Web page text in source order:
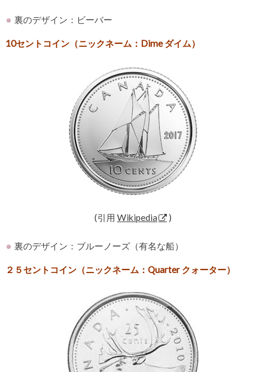
裏のデザイン：ビーバー
10セントコイン（ニックネーム：Dime ダイム）
(引用 Wikipedia )
裏のデザイン：ブルーノーズ（有名な船）
２５セントコイン（ニックネーム：Quarter クォーター）